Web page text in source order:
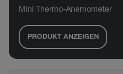
Mini Thermo-Anemometer
PRODUKT ANZEIGEN